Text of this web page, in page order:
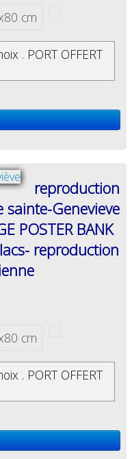
cm
. PORT OFFERT
reproduction
Genevieve
POSTER BANK
reproduction
cm
. PORT OFFERT